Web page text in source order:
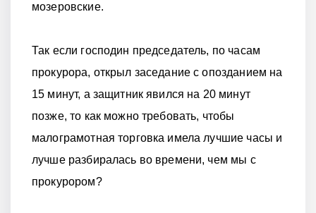
мозеровские.
Так если господин председатель, по часам
прокурора, открыл заседание с опозданием на
15 минут, а защитник явился на 20 минут
позже, то как можно требовать, чтобы
малограмотная торговка имела лучшие часы и
лучше разбиралась во времени, чем мы с
прокурором?